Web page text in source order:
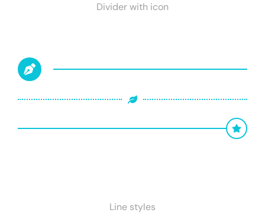
Divider with icon
Line styles